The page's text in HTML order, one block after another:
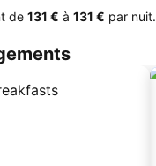
de ‎131 € à ‎131 € par nuit.